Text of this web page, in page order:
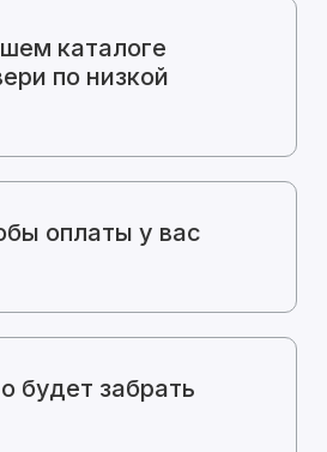
каталоге
по низкой
оплаты у вас
будет забрать